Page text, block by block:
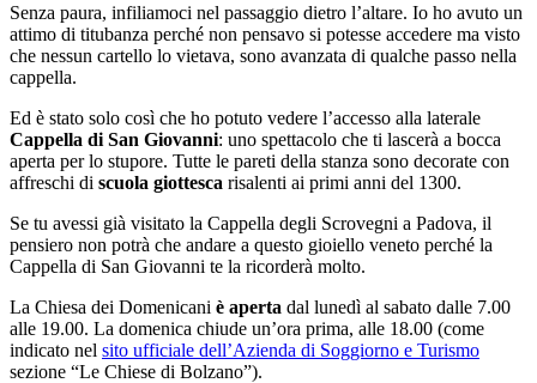
Senza paura, infiliamoci nel passaggio dietro l’altare. Io ho avuto un
attimo di titubanza perché non pensavo si potesse accedere ma visto
che nessun cartello lo vietava, sono avanzata di qualche passo nella
cappella.
Ed è stato solo così che ho potuto vedere l’accesso alla laterale
Cappella di San Giovanni: uno spettacolo che ti lascerà a bocca
aperta per lo stupore. Tutte le pareti della stanza sono decorate con
affreschi di scuola giottesca risalenti ai primi anni del 1300.
Se tu avessi già visitato la Cappella degli Scrovegni a Padova, il
pensiero non potrà che andare a questo gioiello veneto perché la
Cappella di San Giovanni te la ricorderà molto.
La Chiesa dei Domenicani è aperta dal lunedì al sabato dalle 7.00
alle 19.00. La domenica chiude un’ora prima, alle 18.00 (come
indicato nel sito ufficiale dell’Azienda di Soggiorno e Turismo
sezione “Le Chiese di Bolzano”).